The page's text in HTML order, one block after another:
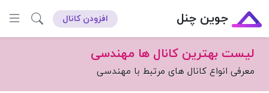
جوین چنل افزودن کانال
لیست بهترین کانال ها مهندسی
معرفی انواع کانال های مرتبط با مهندسی